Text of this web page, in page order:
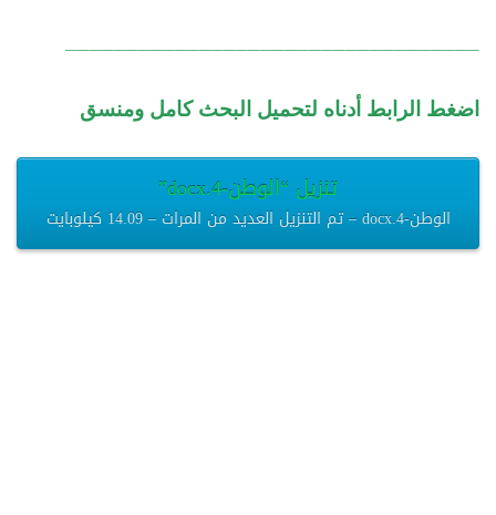
اضغط الرابط أدناه لتحميل البحث كامل ومنسق
تنزيل “الوطن-4.docx”
الوطن-4.docx – تم التنزيل العديد من المرات – 14.09 كيلوبايت